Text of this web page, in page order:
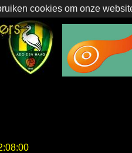
cookies om onze